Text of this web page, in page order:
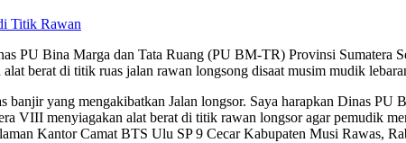
PU Bina Marga dan Tata Ruang (PU BM-TR) Provinsi Sumatera
berat di titik ruas jalan rawan longsong disaat musim mudik
yang mengakibatkan Jalan longsor. Saya harapkan Dinas PU
menyiagakan alat berat di titik rawan longsor agar pemudik
Kantor Camat BTS Ulu SP 9 Cecar Kabupaten Musi Rawas,